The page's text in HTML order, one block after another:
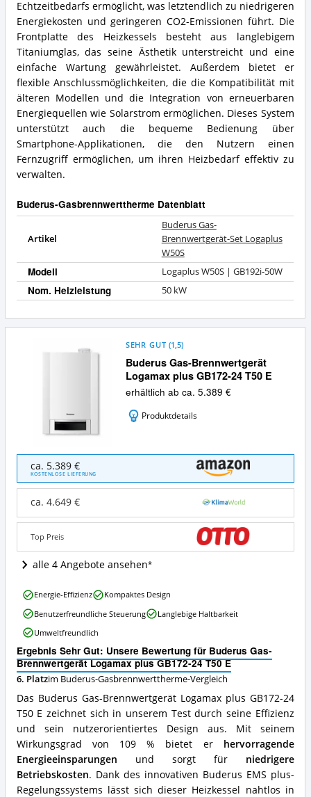
Echtzeitbedarfs ermöglicht, was letztendlich zu niedrigeren
Energiekosten und geringeren CO2-Emissionen führt. Die
Frontplatte des Heizkessels besteht aus langlebigem
Titaniumglas, das seine Ästhetik unterstreicht und eine
einfache Wartung gewährleistet. Außerdem bietet er
flexible Anschlussmöglichkeiten, die die Kompatibilität mit
älteren Modellen und die Integration von erneuerbaren
Energiequellen wie Solarstrom ermöglichen. Dieses System
unterstützt auch die bequeme Bedienung über
Smartphone-Applikationen, die den Nutzern einen
Fernzugriff ermöglichen, um ihren Heizbedarf effektiv zu
verwalten.
Buderus-Gasbrennwerttherme Datenblatt
Artikel
Buderus Gas-
Brennwertgerät-Set Logaplus
W50S
Modell Logaplus W50S | GB192i-50W
Nom. Heizleistung 50 kW
Buderus Gas-Brennwertgerät
Logamax plus GB172-24 T50 E
SEHR GUT (1,5)
erhältlich ab ca. 5.389 €
Produktdetails
Buderus
Gas-
Brennwertgerät
Logamax
plus
GB172-
T50
Angebote:
ist
diese
Buderus-
Gasbrennwerttherme
erhältlich?
ca. 5.389 €
KOSTENLOSE LIEFERUNG
ca. 4.649 €
Top Preis
alle 4 Angebote ansehen
Ergebnis Sehr Gut: Unsere Bewertung für Buderus Gas-
Brennwertgerät Logamax plus GB172-24 T50 E
6. Platzim Buderus-Gasbrennwerttherme-Vergleich
Das Buderus Gas-Brennwertgerät Logamax plus GB172-24
T50 E zeichnet sich in unserem Test durch seine Effizienz
und sein nutzerorientiertes Design aus. Mit seinem
Wirkungsgrad von 109 % bietet er hervorragende
Energieeinsparungen und sorgt für niedrigere
Betriebskosten. Dank des innovativen Buderus EMS plus-
Regelungssystems lässt sich dieser Heizkessel nahtlos in
Buderus
Gas-
Brennwertgerät
Logamax
plus
GB172-
24
T50
E
Vorteile:
Was
spricht
für
diese
Buderus-
Gasbrennwerttherme?
Energie-Effizienz
Kompaktes Design
Benutzerfreundliche Steuerung
Langlebige Haltbarkeit
Umweltfreundlich